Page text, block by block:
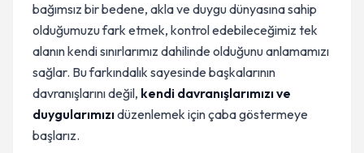
bağımsız bir bedene, akla ve duygu dünyasına sahip
olduğumuzu fark etmek, kontrol edebileceğimiz tek
alanın kendi sınırlarımız dahilinde olduğunu anlamamızı
sağlar. Bu farkındalık sayesinde başkalarının
davranışlarını değil, kendi davranışlarımızı ve
duygularımızıdüzenlemek için çaba göstermeye
başlarız.